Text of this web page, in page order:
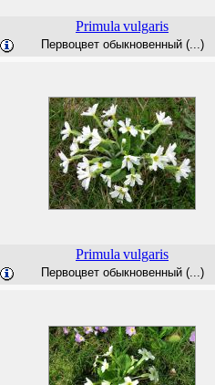
Primula vulgaris
Первоцвет обыкновенный (...)
Primula vulgaris
Первоцвет обыкновенный (...)